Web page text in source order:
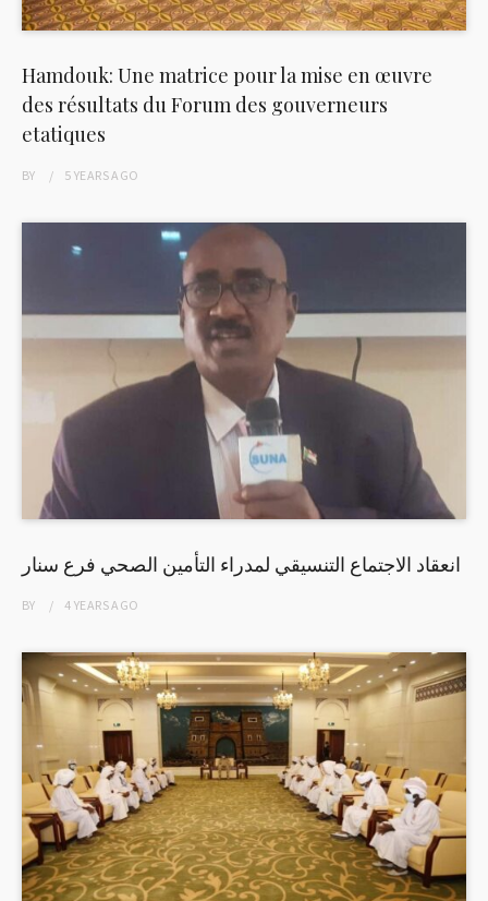
Hamdouk: Une matrice pour la mise en œuvre
des résultats du Forum des gouverneurs
etatiques
BY 5 YEARSAGO
انعقاد الاجتماع التنسيقي لمدراء التأمين الصحي فرع سنار
BY 4 YEARSAGO